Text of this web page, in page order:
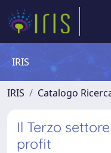
IRIS
IRIS Catalogo
Il Terzo
profit